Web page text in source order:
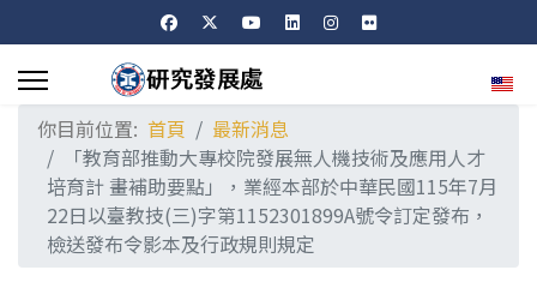
選擇
你目前位置: 首頁
最新消息
「教育部推動大專校院發展無人機技術及應用人才
培育計 畫補助要點」，業經本部於中華民國115年7月
22日以臺教技(三)字第1152301899A號令訂定發布，
檢送發布令影本及行政規則規定